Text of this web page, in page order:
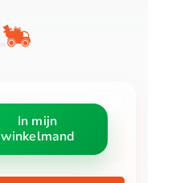
In mijn
winkelmand